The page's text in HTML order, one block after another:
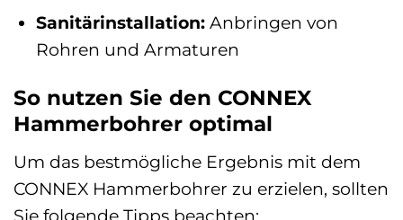
Sanitärinstallation:Anbringen von
Rohren und Armaturen
So nutzen Sie den CONNEX
Hammerbohrer optimal
Um das bestmögliche Ergebnis mit dem
CONNEX Hammerbohrer zu erzielen, sollten
Sie folgende Tipps beachten: